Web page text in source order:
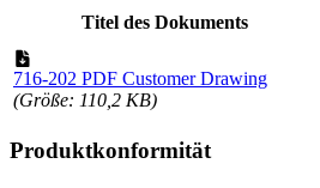
Titel des Dokuments
716-202 PDF Customer Drawing
(Größe: 110,2 KB)
Produktkonformität